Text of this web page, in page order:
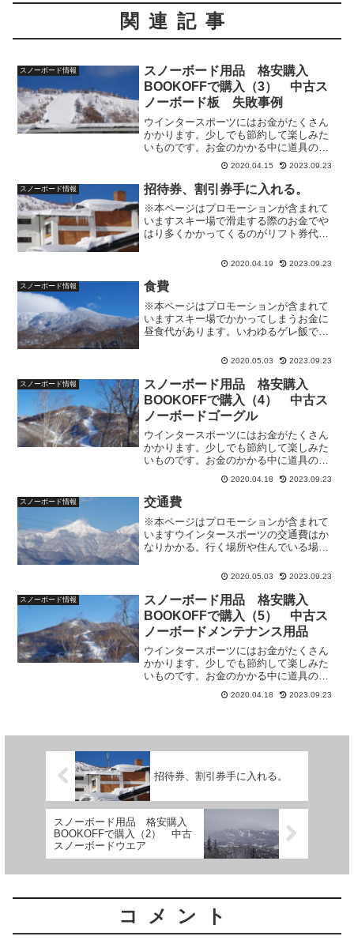
関連記事
スノーボード情報
スノーボード用品 格安購入
BOOKOFFで購入（3） 中古ス
ノーボード板 失敗事例
ウインタースポーツにはお金がたくさん
かかります。少しでも節約して楽しみた
いものです。お金のかかる中に道具の購
入があります。道具購入を少しでも安く
する方法として中古の購入があります
が、BOOKOFFでの購入のすすめと私が
実際に購入した体験を通じて買い方の注
意点等を書いています。今回はスノーボ
ードの板の購入の失敗の事例です。中古
品の購入には失敗のリスクがありますの
2020.04.15 2023.09.23
スノーボード情報 招待券、割引券手に入れる。
※本ページはプロモーションが含まれて
いますスキー場で滑走する際のお金でや
はり多くかかってくるのがリフト券代だ
シーズン券の購入となると思いますが、
で滑りたい人などは招待券...
2020.04.19 2023.09.23
スノーボード情報 食費
※本ページはプロモーションが含まれて
いますスキー場でかかってしまうお金に
昼食代があります。いわゆるゲレ飯です
的に街中で食べるより割高で、1食に1000
ころも多いかと...
2020.05.03 2023.09.23
スノーボード情報
スノーボード用品 格安購入
BOOKOFFで購入（4） 中古ス
ノーボードゴーグル
ウインタースポーツにはお金がたくさん
かかります。少しでも節約して楽しみた
いものです。お金のかかる中に道具の購
入があります。道具購入を少しでも安く
する方法として中古の購入があります
が、BOOKOFFでの購入のすすめと私が
実際に購入した体験を通じて買い方の注
意点等を書いています。今回はゴーグル
についてです。ゴーグルは状態の良いも
のが少ないですが、格安なものがありま
2020.04.18 2023.09.23
スノーボード情報 交通費
※本ページはプロモーションが含まれて
いますウインタースポーツの交通費はか
なりかかる。行く場所や住んでいる場所
ポーツに比べてウインタースポーツはす
です。最初はバスツアーな...
2020.05.03 2023.09.23
スノーボード情報
スノーボード用品 格安購入
BOOKOFFで購入（5） 中古ス
ノーボードメンテナンス用品
ウインタースポーツにはお金がたくさん
かかります。少しでも節約して楽しみた
いものです。お金のかかる中に道具の購
入があります。道具購入を少しでも安く
する方法として中古の購入があります
意点等を書いています。今回はメンテナ
ンス用品についてです。購入単価は安い
ですが消耗品で使用頻度の多いものある
ためばかにはできません。
2020.04.18 2023.09.23
招待券、割引券手に入れる。
スノーボード用品 格安購入
BOOKOFFで購入（2） 中古
スノーボードウエア
コメント